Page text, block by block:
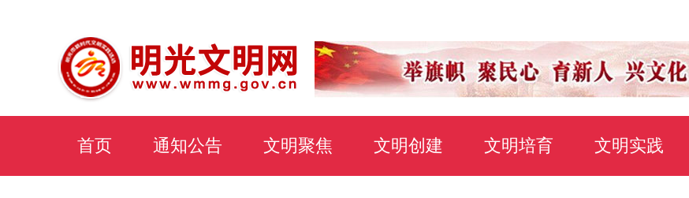
首页 通知公告 文明聚焦 文明创建 文明培育 文明实践